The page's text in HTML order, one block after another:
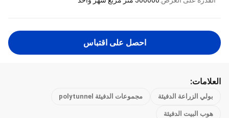
احصل على اقتباس
العلامات:
بولي الزراعة الدفيئة مجموعات الدفيئة polytunnel
هوب البيت الدفيئة